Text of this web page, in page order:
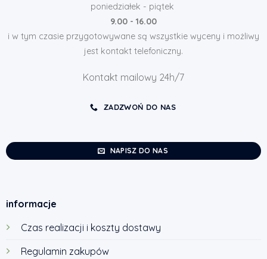
poniedziałek - piątek
9.00 - 16.00
i w tym czasie przygotowywane są wszystkie wyceny i możliwy
jest kontakt telefoniczny.
Kontakt mailowy 24h/7
ZADZWOŃ DO NAS
NAPISZ DO NAS
informacje
Czas realizacji i koszty dostawy
Regulamin zakupów